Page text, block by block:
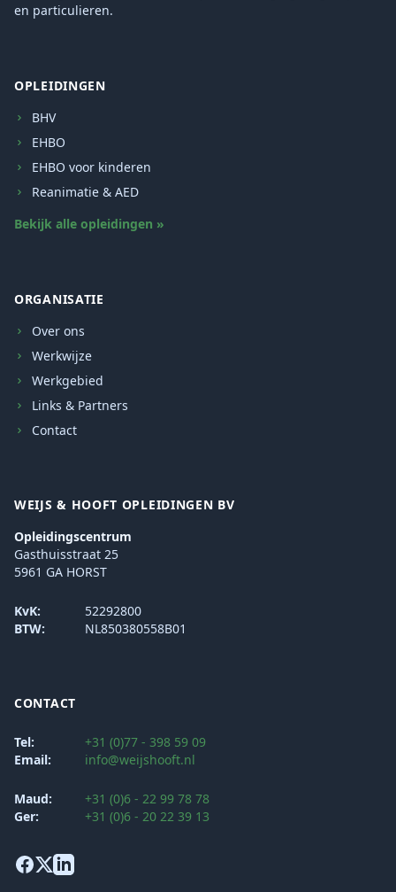
en particulieren.
OPLEIDINGEN
BHV
EHBO
EHBO voor kinderen
Reanimatie & AED
Bekijk alle opleidingen »
ORGANISATIE
Over ons
Werkwijze
Werkgebied
Links & Partners
Contact
WEIJS & HOOFT OPLEIDINGEN BV
Opleidingscentrum
Gasthuisstraat 25
5961 GA HORST
KvK:
52292800
BTW:
NL850380558B01
CONTACT
Tel:
+31 (0)77 - 398 59 09
Email:
info@weijshooft.nl
Maud:
+31 (0)6 - 22 99 78 78
Ger:
+31 (0)6 - 20 22 39 13